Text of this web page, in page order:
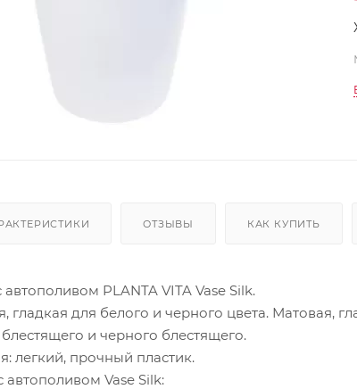
ОТЗЫВЫ КАК КУПИТЬ
PLANTA VITA Vase Silk.
гладкая для белого и черного цвета. Матовая,
и черного блестящего.
легкий, прочный пластик.
Vase Silk: